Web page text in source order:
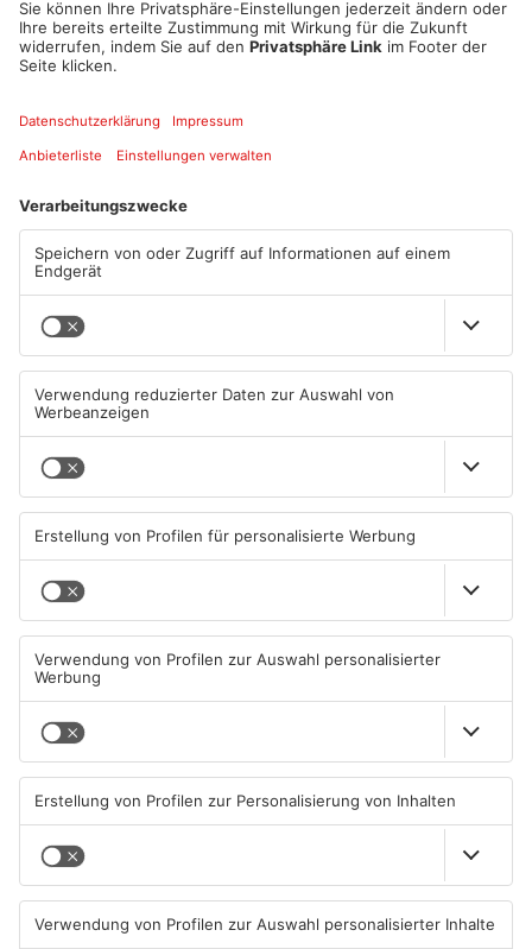
Artikel teilen
Mehr aus
Aschaffenburg
Zwei Fußgänger in
Aschaffenburg von
Mercedes erfasst
07.08.2026, 07:52 UHR IN
Aschaffenburger Innenstadt
beendet
TOPNEWS